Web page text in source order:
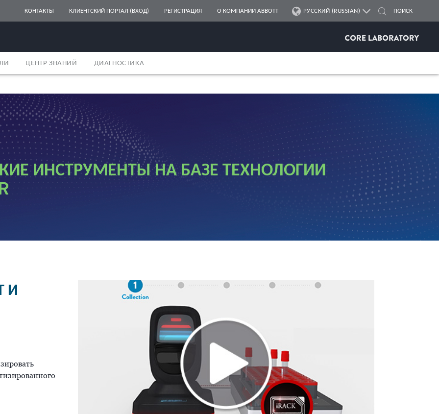
КОНТАКТЫ КЛИЕНТСКИЙ ПОРТАЛ (ВХОД) РЕГИСТРАЦИЯ О КОМПАНИИ ABBOTT РУССКИЙ (RUSSIAN)
ЦЕНТР ЗНАНИЙ ДИАГНОСТИКА
ИНСТРУМЕНТЫ НА БАЗЕ ТЕХНОЛОГИИ
И